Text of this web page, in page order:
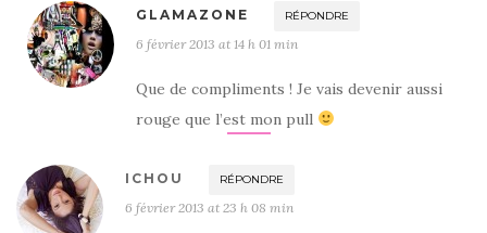
GLAMAZONE RÉPONDRE
6 février 2013 at 14 h 01 min
Que de compliments ! Je vais devenir aussi
rouge que l’est mon pull
ICHOU RÉPONDRE
6 février 2013 at 23 h 08 min